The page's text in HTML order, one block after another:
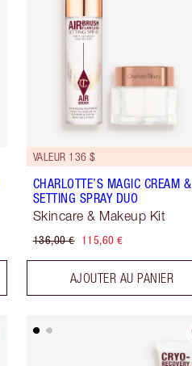
VALEUR 136 $
CHARLOTTE’S MAGIC CREAM &
SETTING SPRAY DUO
Skincare & Makeup Kit
136,00 € 115,60 €
AJOUTER AU PANIER